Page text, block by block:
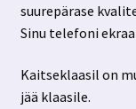
suurepärase
Sinu telefoni
Kaitseklaasil on
jää klaasile.